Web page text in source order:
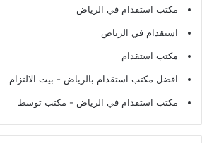
مكتب استقدام في الرياض
استقدام في الرياض
مكتب استقدام
افضل مكتب استقدام بالرياض - بيت الالتزام
مكتب استقدام في الرياض - مكتب توسط